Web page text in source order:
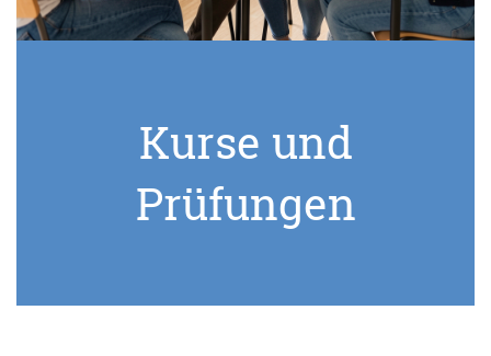
Kurse und
Prüfungen